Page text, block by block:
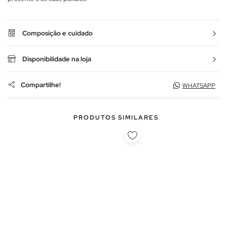
Composição e cuidado
Disponibilidade na loja
Compartilhe! WHATSAPP
PRODUTOS SIMILARES